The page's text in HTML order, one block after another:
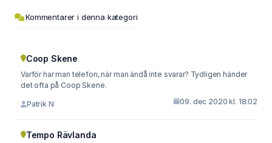
Kommentarer i denna kategori
Coop Skene
Varför har man telefon, när man ändå inte svarar? Tydligen händer
det ofta på Coop Skene.
Patrik N 09. dec 2020 kl. 18:02
Tempo Rävlanda